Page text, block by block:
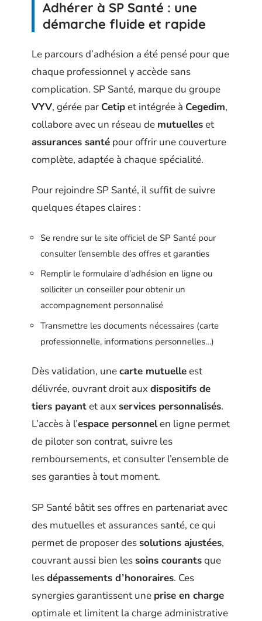
Adhérer à SP Santé : une
démarche fluide et rapide
Le parcours d’adhésion a été pensé pour que
chaque professionnel y accède sans
complication. SP Santé, marque du groupe
VYV, gérée par Cetipet intégrée à Cegedim,
collabore avec un réseau de mutuelleset
assurances santé pour offrir une couverture
complète, adaptée à chaque spécialité.
Pour rejoindre SP Santé, il suffit de suivre
quelques étapes claires :
Se rendre sur le site officiel de SP Santé pour
consulter l’ensemble des offres et garanties
Remplir le formulaire d’adhésion en ligne ou
solliciter un conseiller pour obtenir un
accompagnement personnalisé
Transmettre les documents nécessaires (carte
professionnelle, informations personnelles…)
Dès validation, unecarte mutuelleest
délivrée, ouvrant droit aux dispositifs de
tiers payantet aux services personnalisés.
L’accès à l’espace personnelen ligne permet
de piloter son contrat, suivre les
remboursements, et consulter l’ensemble de
ses garanties à tout moment.
SP Santé bâtit ses offres en partenariat avec
des mutuelles et assurances santé, ce qui
permet de proposer dessolutions ajustées,
couvrant aussi bien lessoins courantsque
lesdépassements d’honoraires. Ces
synergies garantissent une prise en charge
optimale et limitent la charge administrative